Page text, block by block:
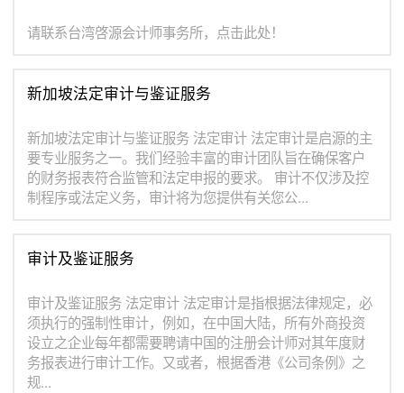
请联系台湾啓源会计师事务所，点击此处！
新加坡法定审计与鉴证服务
新加坡法定审计与鉴证服务 法定审计 法定审计是启源的主
要专业服务之一。我们经验丰富的审计团队旨在确保客户
的财务报表符合监管和法定申报的要求。 审计不仅涉及控
制程序或法定义务，审计将为您提供有关您公...
审计及鉴证服务
审计及鉴证服务 法定审计 法定审计是指根据法律规定，必
须执行的强制性审计，例如，在中国大陆，所有外商投资
设立之企业每年都需要聘请中国的注册会计师对其年度财
务报表进行审计工作。又或者，根据香港《公司条例》之
规...